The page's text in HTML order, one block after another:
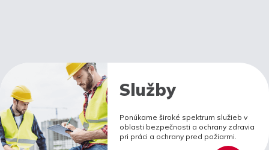
Služby
Ponúkame široké spektrum služieb v
oblasti bezpečnosti a ochrany zdravia
pri práci a ochrany pred požiarmi.